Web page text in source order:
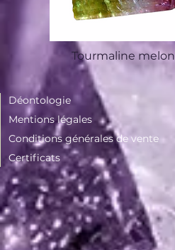
Tourmaline melon
Déontologie
Mentions légales
Conditions générales de vente
Certificats